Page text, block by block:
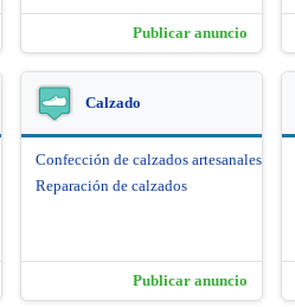
Publicar anuncio
Calzado
Confección de calzados artesanales
Reparación de calzados
Publicar anuncio